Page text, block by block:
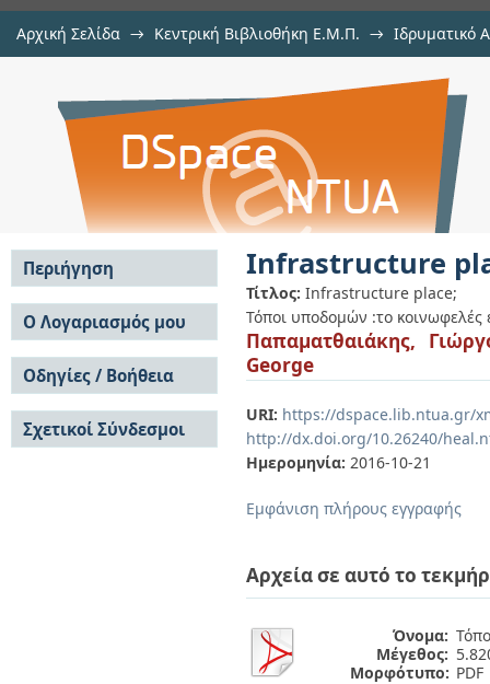
Αρχική Σελίδα → Κεντρική Βιβλιοθήκη Ε.Μ.Π. → Ιδρυματικό
Infrastructure
Τίτλος: Infrastructure place;
Τόποι υποδομών :το κοινωφελές
Παπαματθαιάκης,
George
URI: https://dspace.lib.ntua.gr/
http://dx.doi.org/10.26240/
Ημερομηνία: 2016-10-21
Εμφάνιση πλήρους εγγραφής
Αρχεία σε αυτό το
Όνομα:
Μέγεθος:
Μορφότυπο: PDF
Περιήγηση
Σε όλο το DSpace
Κοινότητες & Συλλογές
Ανά Ημερομηνία
Έκδοσης
Συγγραφείς
Τίτλοι
Θέματα
Ο Λογαριασμός μου
Σύνδεση
Εγγραφή
Οδηγίες / Βοήθεια
Οδηγίες Υποβολής
Οδηγίες Χρήσης ΙΑ
Συχνές Ερωτήσεις
Σχετικοί Σύνδεσμοι